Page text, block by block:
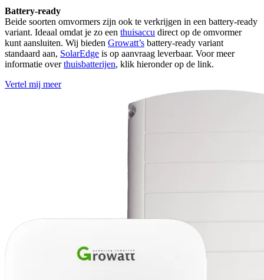
Battery-ready
Beide soorten omvormers zijn ook te verkrijgen in een battery-ready
variant. Ideaal omdat je zo een thuisaccu direct op de omvormer
kunt aansluiten. Wij bieden Growatt’s battery-ready variant
standaard aan, SolarEdge is op aanvraag leverbaar. Voor meer
informatie overthuisbatterijen, klik hieronder op de link.
Vertel mij meer